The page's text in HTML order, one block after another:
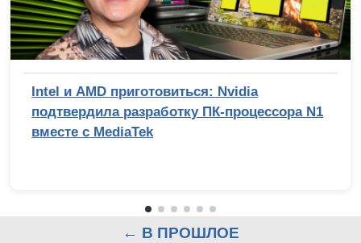
Intel и AMD приготовиться: Nvidia
подтвердила разработку ПК-процессора N1
вместе с MediaTek
← В ПРОШЛОЕ